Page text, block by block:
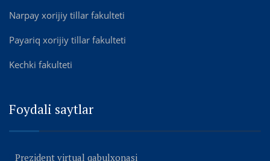
Narpay xorijiy tillar fakulteti
Payariq xorijiy tillar fakulteti
Kechki fakulteti
Foydali saytlar
Prezident virtual qabulxonasi